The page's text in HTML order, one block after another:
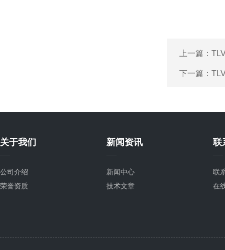
上一篇：
下一篇：
关于我们
公司介绍
荣誉资质
新闻资讯
新闻中心
技术文章
联
联
在